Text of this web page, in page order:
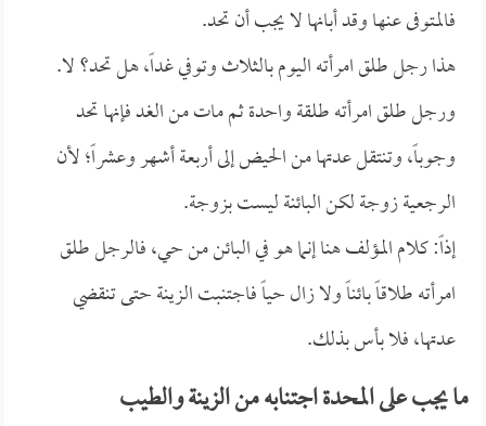
فالمتوفى عنها وقد أبانها لا يجب أن تحد.
هذا رجل طلق امرأته اليوم بالثلاث وتوفي غداً، هل تحد؟ لا.
ورجل طلق امرأته طلقة واحدة ثم مات من الغد فإنها تحد
وجوباً، وتنتقل عدتها من الحيض إلى أربعة أشهر وعشراً؛ لأن
الرجعية زوجة لكن البائنة ليست بزوجة.
إذاً: كلام المؤلف هنا إنما هو في البائن من حي، فالرجل طلق
امرأته طلاقاً بائناً ولا زال حياً فاجتنبت الزينة حتى تنقضي
عدتها، فلا بأس بذلك.
ما يجب على المحدة اجتنابه من الزينة والطيب